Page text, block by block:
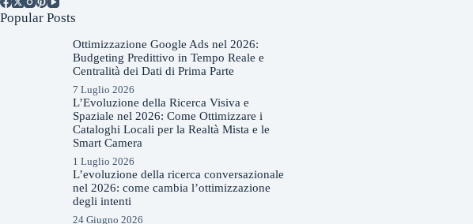
Popular Posts
Ottimizzazione Google Ads nel 2026:
Budgeting Predittivo in Tempo Reale e
Centralità dei Dati di Prima Parte
7 Luglio 2026
L’Evoluzione della Ricerca Visiva e
Spaziale nel 2026: Come Ottimizzare i
Cataloghi Locali per la Realtà Mista e le
Smart Camera
1 Luglio 2026
L’evoluzione della ricerca conversazionale
nel 2026: come cambia l’ottimizzazione
degli intenti
24 Giugno 2026